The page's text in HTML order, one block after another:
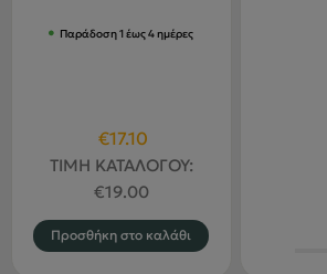
Παράδοση 1 έως 4 ημέρες
Original
price
was:
€19.00.
€17.10
τρέχουσα
τιμή
είναι:
€17.10.
ΤΙΜΗ ΚΑΤΑΛΟΓΟΥ:
€19.00
Προσθήκη στο καλάθι